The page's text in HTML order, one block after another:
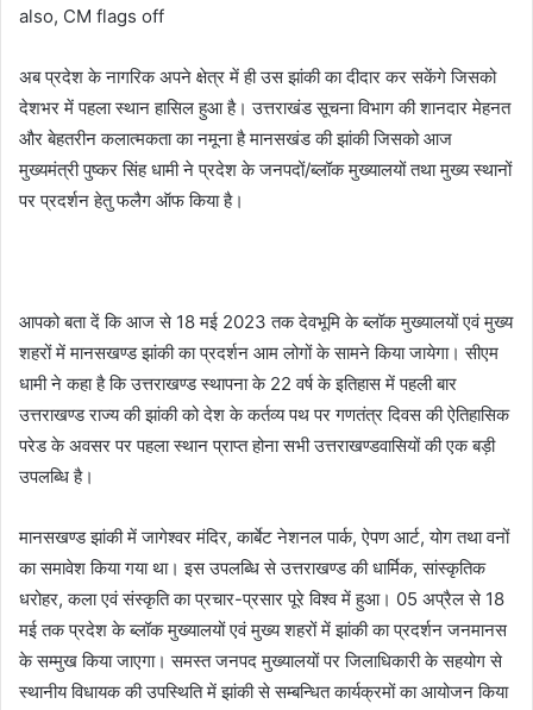
also, CM flags off
अब प्रदेश के नागरिक अपने क्षेत्र में ही उस झांकी का दीदार कर सकेंगे जिसको
देशभर में पहला स्थान हासिल हुआ है। उत्तराखंड सूचना विभाग की शानदार मेहनत
और बेहतरीन कलात्मकता का नमूना है मानसखंड की झांकी जिसको आज
मुख्यमंत्री पुष्कर सिंह धामी ने प्रदेश के जनपदों/ब्लॉक मुख्यालयों तथा मुख्य स्थानों
पर प्रदर्शन हेतु फलैग ऑफ किया है।
आपको बता दें कि आज से 18 मई 2023 तक देवभूमि के ब्लॉक मुख्यालयों एवं मुख्य
शहरों में मानसखण्ड झांकी का प्रदर्शन आम लोगों के सामने किया जायेगा। सीएम
धामी ने कहा है कि उत्तराखण्ड स्थापना के 22 वर्ष के इतिहास में पहली बार
उत्तराखण्ड राज्य की झांकी को देश के कर्तव्य पथ पर गणतंत्र दिवस की ऐतिहासिक
परेड के अवसर पर पहला स्थान प्राप्त होना सभी उत्तराखण्डवासियों की एक बड़ी
उपलब्धि है।
मानसखण्ड झांकी में जागेश्वर मंदिर, कार्बेट नेशनल पार्क, ऐपण आर्ट, योग तथा वनों
का समावेश किया गया था। इस उपलब्धि से उत्तराखण्ड की धार्मिक, सांस्कृतिक
धरोहर, कला एवं संस्कृति का प्रचार-प्रसार पूरे विश्व में हुआ। 05 अप्रैल से 18
मई तक प्रदेश के ब्लॉक मुख्यालयों एवं मुख्य शहरों में झांकी का प्रदर्शन जनमानस
के सम्मुख किया जाएगा। समस्त जनपद मुख्यालयों पर जिलाधिकारी के सहयोग से
स्थानीय विधायक की उपस्थिति में झांकी से सम्बन्धित कार्यक्रमों का आयोजन किया